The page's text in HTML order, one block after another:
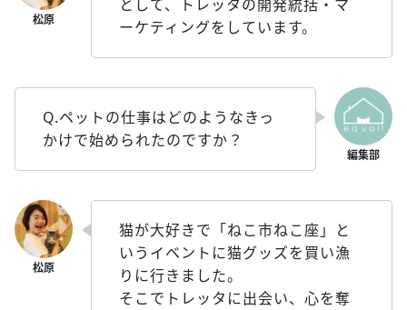
として、トレッタの開発統括・マ
ーケティングをしています。
Q.ペットの仕事はどのようなきっ
かけで始められたのですか？
猫が大好きで「ねこ市ねこ座」と
いうイベントに猫グッズを買い漁
りに行きました。
そこでトレッタに出会い、心を奪